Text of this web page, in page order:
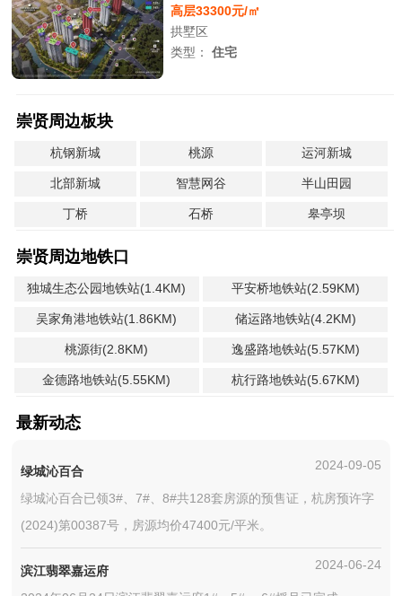
高层33300元/㎡
拱墅区
类型：住宅
崇贤周边板块
杭钢新城 桃源 运河新城
北部新城 智慧网谷 半山田园
丁桥 石桥 皋亭坝
崇贤周边地铁口
独城生态公园地铁站(1.4KM) 平安桥地铁站(2.59KM)
吴家角港地铁站(1.86KM) 储运路地铁站(4.2KM)
桃源街(2.8KM) 逸盛路地铁站(5.57KM)
金德路地铁站(5.55KM) 杭行路地铁站(5.67KM)
最新动态
绿城沁百合 2024-09-05
绿城沁百合已领3#、7#、8#共128套房源的预售证，杭房预许字
(2024)第00387号，房源均价47400元/平米。
滨江翡翠嘉运府 2024-06-24